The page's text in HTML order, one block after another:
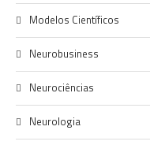
Modelos Científicos
Neurobusiness
Neurociências
Neurologia